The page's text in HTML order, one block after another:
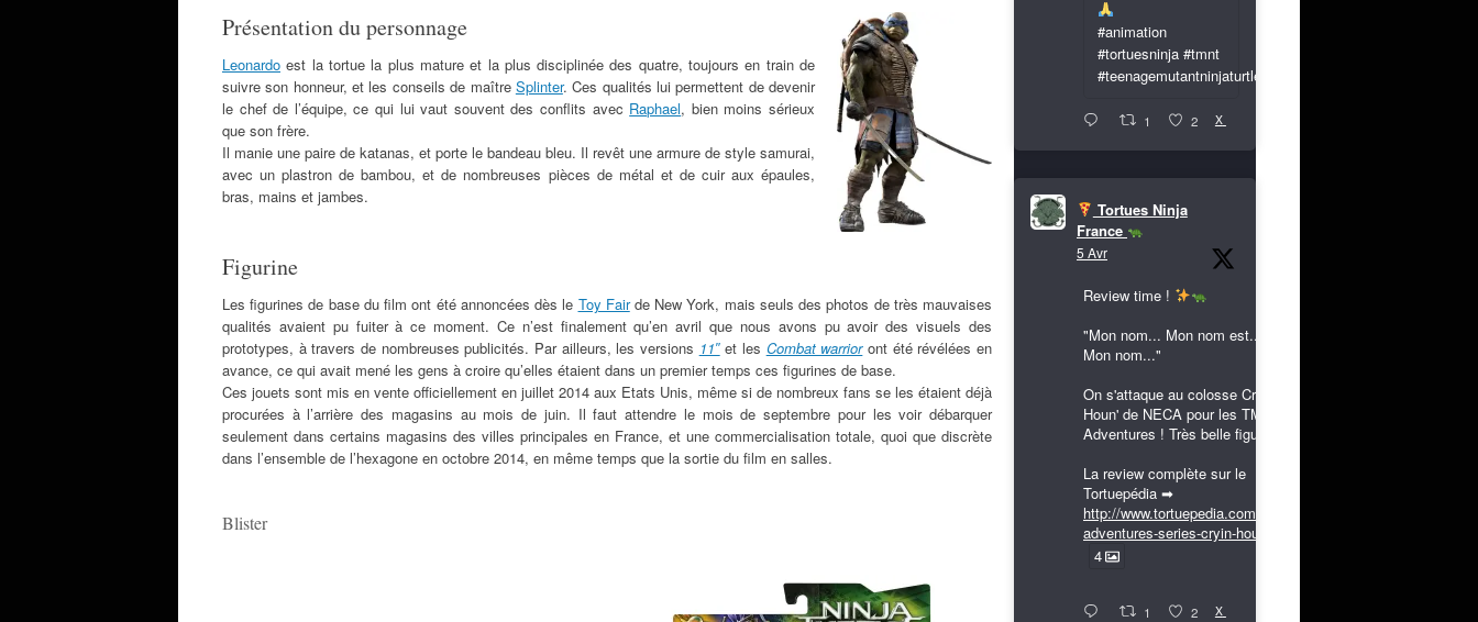
Présentation du personnage
Leonardo est la tortue la plus mature et la plus disciplinée des quatre, toujours en train de
suivre son honneur, et les conseils de maître Splinter. Ces qualités lui permettent de devenir
le chef de l’équipe, ce qui lui vaut souvent des conflits avec Raphael, bien moins sérieux
que son frère.
Il manie une paire de katanas, et porte le bandeau bleu. Il revêt une armure de style samurai,
avec un plastron de bambou, et de nombreuses pièces de métal et de cuir aux épaules,
bras, mains et jambes.
Figurine
Les figurines de base du film ont été annoncées dès le Toy Fairde New York, mais seuls des photos de très mauvaises
qualités avaient pu fuiter à ce moment. Ce n’est finalement qu’en avril que nous avons pu avoir des visuels des
prototypes, à travers de nombreuses publicités. Par ailleurs, les versions 11″et les Combat warrioront été révélées en
avance, ce qui avait mené les gens à croire qu’elles étaient dans un premier temps ces figurines de base.
Ces jouets sont mis en vente officiellement en juillet 2014 aux Etats Unis, même si de nombreux fans se les étaient déjà
procurées à l’arrière des magasins au mois de juin. Il faut attendre le mois de septembre pour les voir débarquer
seulement dans certains magasins des villes principales en France, et une commercialisation totale, quoi que discrète
dans l’ensemble de l’hexagone en octobre 2014, en même temps que la sortie du film en salles.
Blister
#animation
#tortuesninja #tmnt
#teenagemutantninjaturtles
1 2 X
Tortues Ninja
France
5 Avr
Review time !
"Mon nom... Mon nom est...
Mon nom..."
On s'attaque au colosse Cryin'
Houn' de NECA pour les TMNT
Adventures ! Très belle figurine !
La review complète sur le
Tortuepédia ➡
http://www.tortuepedia.com/tmnt-
adventures-series-cryin-houn...
4
1 2 X